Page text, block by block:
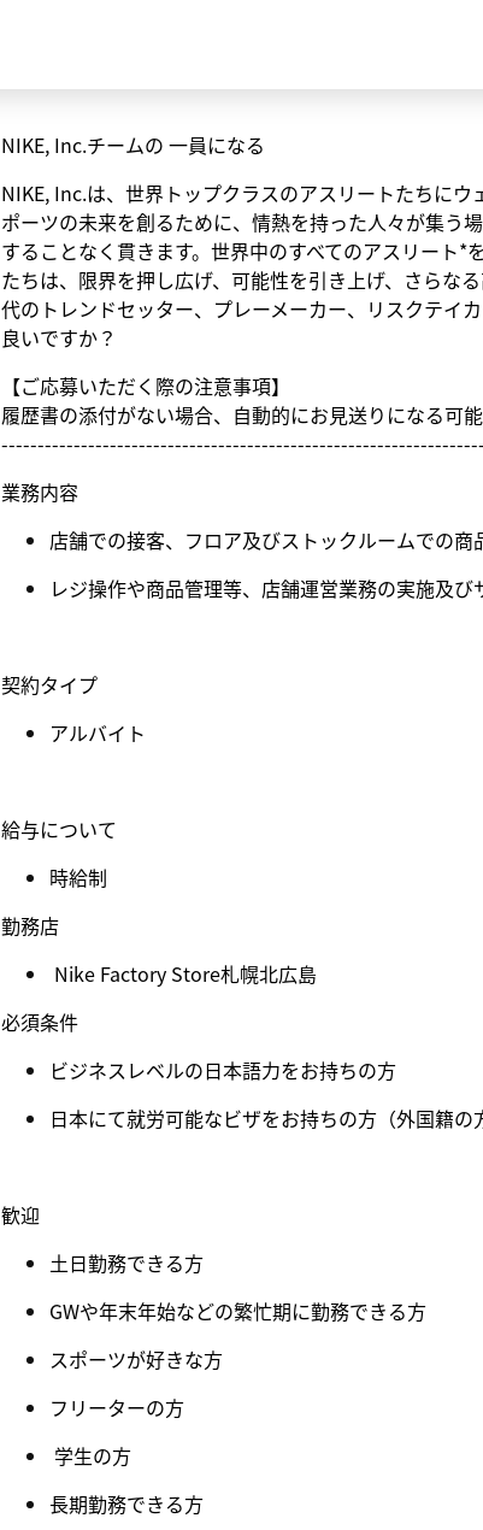
NIKE, Inc.チームの 一員になる
NIKE, Inc.は、世界トップクラスのアスリートたちに
ポーツの未来を創るために、情熱を持った人々が集う
することなく貫きます。世界中のすべてのアスリート
たちは、限界を押し広げ、可能性を引き上げ、さらな
代のトレンドセッター、プレーメーカー、リスクテイ
良いですか？
【ご応募いただく際の注意事項】
履歴書の添付がない場合、自動的にお見送りになる可
業務内容
店舗での接客、フロア及びストックルームでの商
レジ操作や商品管理等、店舗運営業務の実施及び
契約タイプ
アルバイト
給与について
時給制
勤務店
Nike Factory Store札幌北広島
必須条件
ビジネスレベルの日本語力をお持ちの方
日本にて就労可能なビザをお持ちの方（外国籍の
歓迎
土日勤務できる方
GWや年末年始などの繁忙期に勤務できる方
スポーツが好きな方
フリーターの方
学生の方
長期勤務できる方